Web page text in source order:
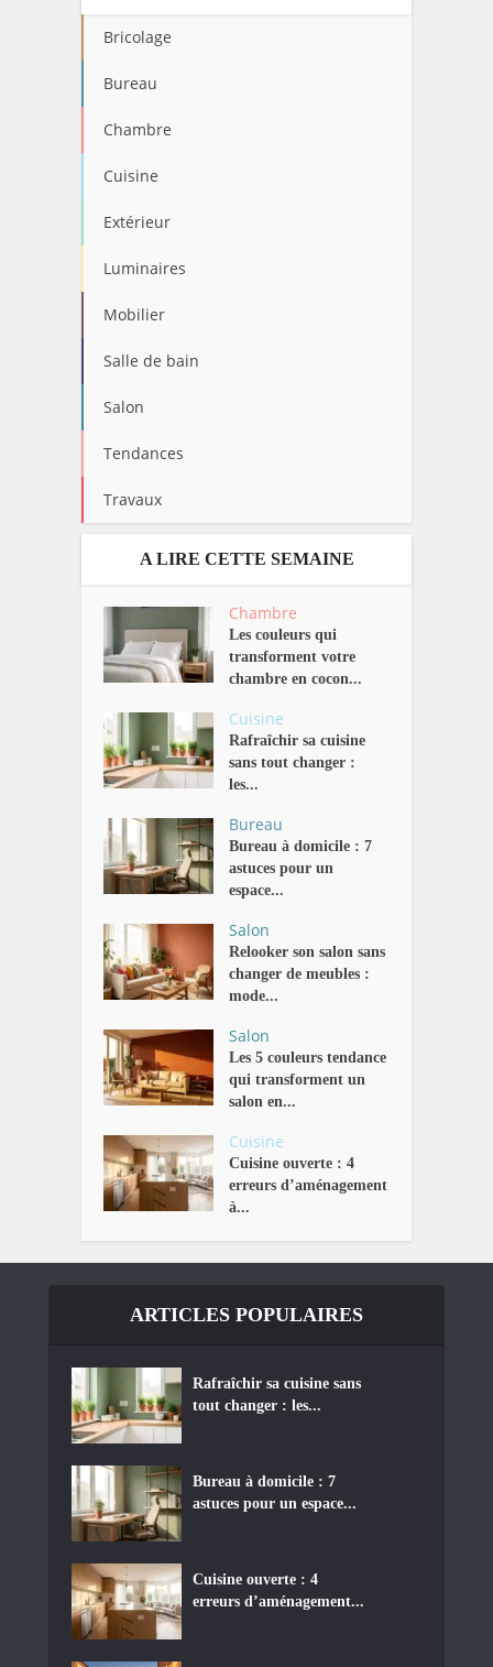
Bricolage
Bureau
Chambre
Cuisine
Extérieur
Luminaires
Mobilier
Salle de bain
Salon
Tendances
Travaux
A LIRE CETTE SEMAINE
Chambre
Les couleurs qui
transforment votre
chambre en cocon...
Cuisine
Rafraîchir sa cuisine
sans tout changer :
les...
Bureau
Bureau à domicile : 7
astuces pour un
espace...
Salon
Relooker son salon sans
changer de meubles :
mode...
Salon
Les 5 couleurs tendance
qui transforment un
salon en...
Cuisine
Cuisine ouverte : 4
erreurs d’aménagement
à...
ARTICLES POPULAIRES
Rafraîchir sa cuisine sans
tout changer : les...
Bureau à domicile : 7
astuces pour un espace...
Cuisine ouverte : 4
erreurs d’aménagement...